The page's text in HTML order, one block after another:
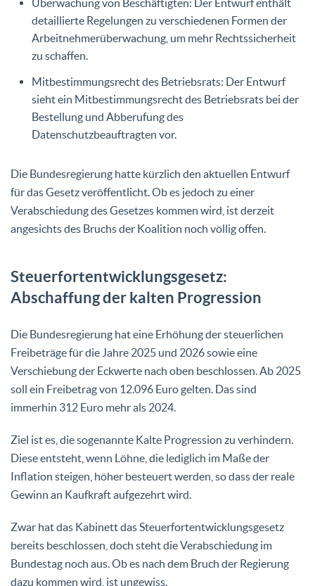
Überwachung von Beschäftigten: Der Entwurf enthält
detaillierte Regelungen zu verschiedenen Formen der
Arbeitnehmerüberwachung, um mehr Rechtssicherheit
zu schaffen.
Mitbestimmungsrecht des Betriebsrats: Der Entwurf
sieht ein Mitbestimmungsrecht des Betriebsrats bei der
Bestellung und Abberufung des
Datenschutzbeauftragten vor.
Die Bundesregierung hatte kürzlich den aktuellen Entwurf
für das Gesetz veröffentlicht. Ob es jedoch zu einer
Verabschiedung des Gesetzes kommen wird, ist derzeit
angesichts des Bruchs der Koalition noch völlig offen.
Steuerfortentwicklungsgesetz:
Abschaffung der kalten Progression
Die Bundesregierung hat eine Erhöhung der steuerlichen
Freibeträge für die Jahre 2025 und 2026 sowie eine
Verschiebung der Eckwerte nach oben beschlossen. Ab 2025
soll ein Freibetrag von 12.096 Euro gelten. Das sind
immerhin 312 Euro mehr als 2024.
Ziel ist es, die sogenannte Kalte Progression zu verhindern.
Diese entsteht, wenn Löhne, die lediglich im Maße der
Inflation steigen, höher besteuert werden, so dass der reale
Gewinn an Kaufkraft aufgezehrt wird.
Zwar hat das Kabinett das Steuerfortentwicklungsgesetz
bereits beschlossen, doch steht die Verabschiedung im
Bundestag noch aus. Ob es nach dem Bruch der Regierung
dazu kommen wird, ist ungewiss.